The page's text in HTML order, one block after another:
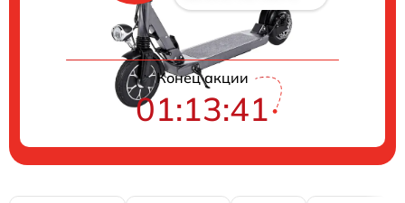
Конец акции
01:13:41